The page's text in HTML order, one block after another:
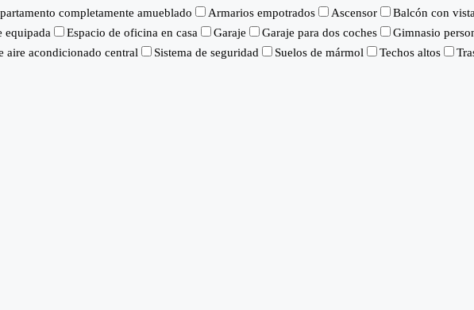
completamente amueblado Armarios empotrados Ascensor Balcón con
equipada Espacio de oficina en casa Garaje Garaje para dos coches Gimnasio
aire acondicionado central Sistema de seguridad Suelos de mármol Techos altos